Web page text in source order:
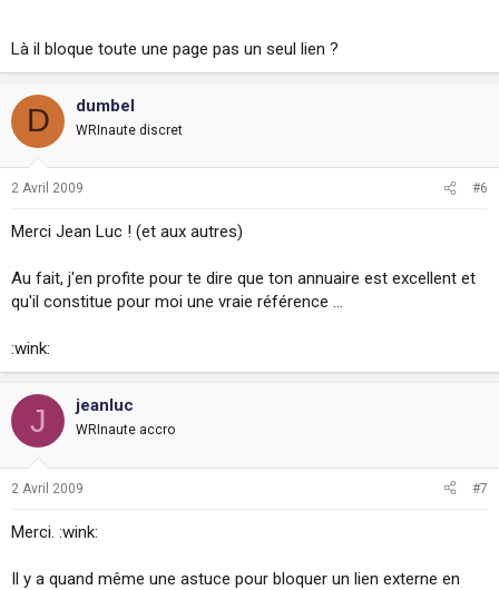
J'ai bon :?:
Yes !
Exemple :
Dans robot.txt :
User-Agent: *
Disallow: /ton-repertoire/ta-page.html
Il me semble que via google webmaster tools, tu peux signaler ton
Là il bloque toute une page pas un seul lien ?
D dumbel
WRInaute discret
2 Avril 2009 #6
Merci Jean Luc ! (et aux autres)
Au fait, j'en profite pour te dire que ton annuaire est excellent et
qu'il constitue pour moi une vraie référence ...
:wink:
J jeanluc
WRInaute accro
2 Avril 2009 #7
Merci. :wink:
Il y a quand même une astuce pour bloquer un lien externe en